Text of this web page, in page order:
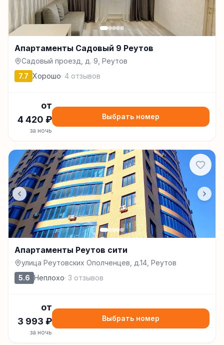
Апартаменты Садовый 9 Реутов
Садовый проезд, д. 9, Реутов
7.7 Хорошо· 4 отзывов
от
4 420 ₽
за ночь
Выбрать номер
Апартаменты Реутов сити
улица Реутовских Ополченцев, д.14, Реутов
5.6 Неплохо· 3 отзывов
от
3 993 ₽
за ночь
Выбрать номер